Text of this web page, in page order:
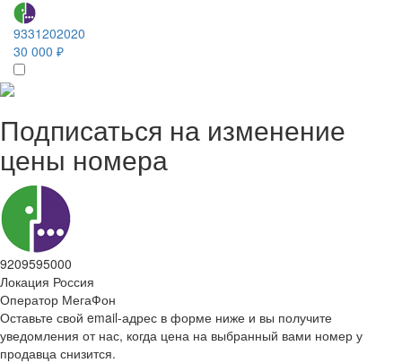
9331202020
30 000 ₽
Подписаться на изменение
цены номера
9209595000
Локация Россия
Оператор МегаФон
Оставьте свой email-адрес в форме ниже и вы получите
уведомления от нас, когда цена на выбранный вами номер у
продавца снизится.